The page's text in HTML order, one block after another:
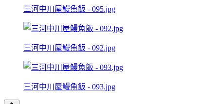
三河中川屋鰻魚飯 - 095.jpg
三河中川屋鰻魚飯 - 092.jpg
三河中川屋鰻魚飯 - 093.jpg